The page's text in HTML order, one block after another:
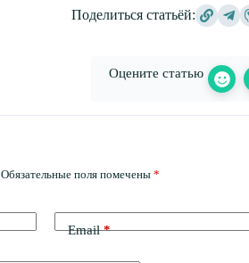
Поделиться статьёй:
Оцените статью
Обязательные поля помечены *
Email*